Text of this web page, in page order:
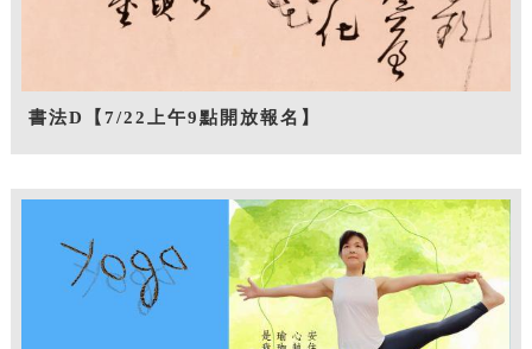
書法D【7/22上午9點開放報名】